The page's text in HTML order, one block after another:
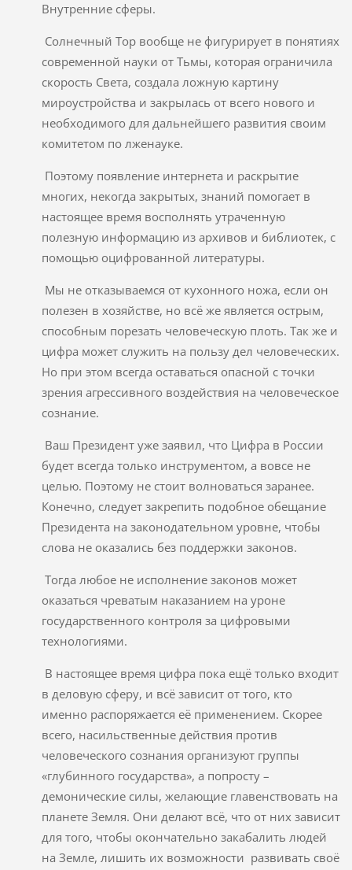
Внутренние сферы.
Солнечный Тор вообще не фигурирует в понятиях
современной науки от Тьмы, которая ограничила
скорость Света, создала ложную картину
мироустройства и закрылась от всего нового и
необходимого для дальнейшего развития своим
комитетом по лженауке.
Поэтому появление интернета и раскрытие
многих, некогда закрытых, знаний помогает в
настоящее время восполнять утраченную
полезную информацию из архивов и библиотек, с
помощью оцифрованной литературы.
Мы не отказываемся от кухонного ножа, если он
полезен в хозяйстве, но всё же является острым,
способным порезать человеческую плоть. Так же и
цифра может служить на пользу дел человеческих.
Но при этом всегда оставаться опасной с точки
зрения агрессивного воздействия на человеческое
сознание.
Ваш Президент уже заявил, что Цифра в России
будет всегда только инструментом, а вовсе не
целью. Поэтому не стоит волноваться заранее.
Конечно, следует закрепить подобное обещание
Президента на законодательном уровне, чтобы
слова не оказались без поддержки законов.
Тогда любое не исполнение законов может
оказаться чреватым наказанием на уроне
государственного контроля за цифровыми
технологиями.
В настоящее время цифра пока ещё только входит
в деловую сферу, и всё зависит от того, кто
именно распоряжается её применением. Скорее
всего, насильственные действия против
человеческого сознания организуют группы
«глубинного государства», а попросту –
демонические силы, желающие главенствовать на
планете Земля. Они делают всё, что от них зависит
для того, чтобы окончательно закабалить людей
на Земле, лишить их возможности развивать своё